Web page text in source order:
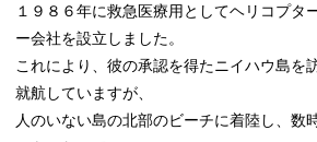
１９８６年に救急医療用としてヘリコプタ
ー会社を設立しました。
これにより、彼の承認を得たニイハウ島を
就航していますが、
人のいない島の北部のビーチに着陸し、数